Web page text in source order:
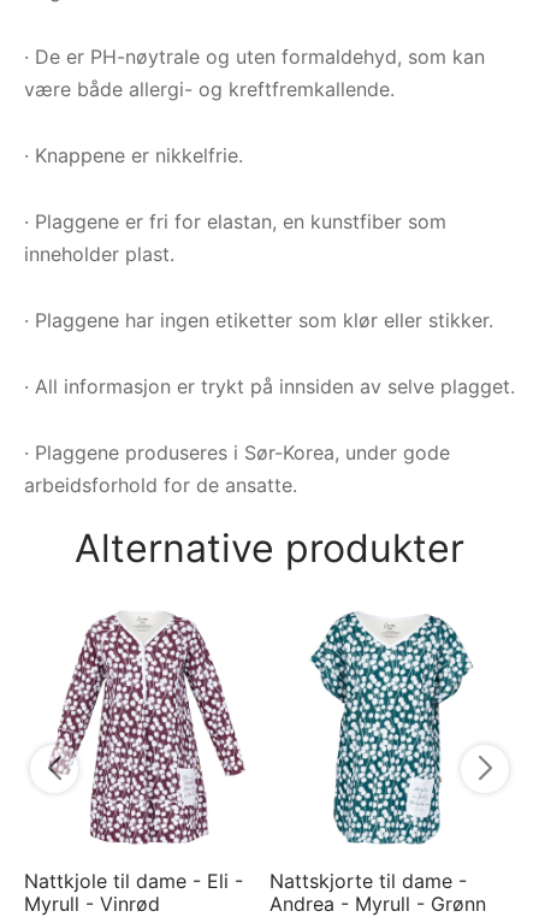
· De er PH-nøytrale og uten formaldehyd, som kan
være både allergi- og kreftfremkallende.
· Knappene er nikkelfrie.
· Plaggene er fri for elastan, en kunstfiber som
inneholder plast.
· Plaggene har ingen etiketter som klør eller stikker.
· All informasjon er trykt på innsiden av selve plagget.
· Plaggene produseres i Sør-Korea, under gode
arbeidsforhold for de ansatte.
Alternative produkter
Nattkjole til dame - Eli -
Myrull - Vinrød
Nattskjorte til dame -
Andrea - Myrull - Grønn